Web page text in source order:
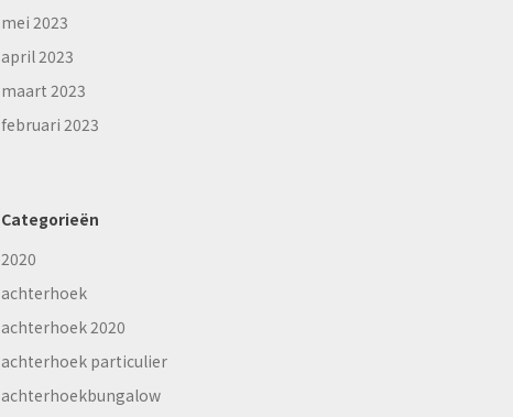
mei 2023
april 2023
maart 2023
februari 2023
Categorieën
2020
achterhoek
achterhoek 2020
achterhoek particulier
achterhoekbungalow